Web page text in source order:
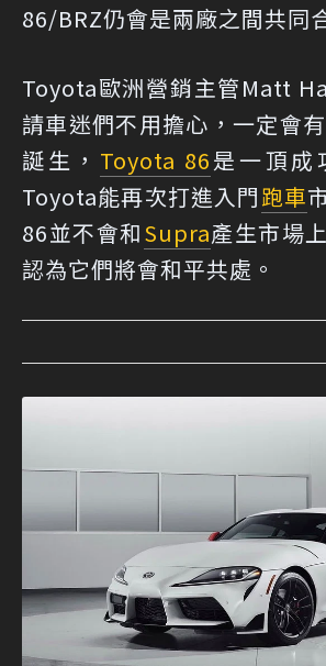
86/BRZ仍會是兩廠之間共同
Toyota歐洲營銷主管Matt
請車迷們不用擔心，一定會
誕生， Toyota 86是一頂成
Toyota能再次打進入門跑車
86並不會和Supra產生市場
認為它們將會和平共處。